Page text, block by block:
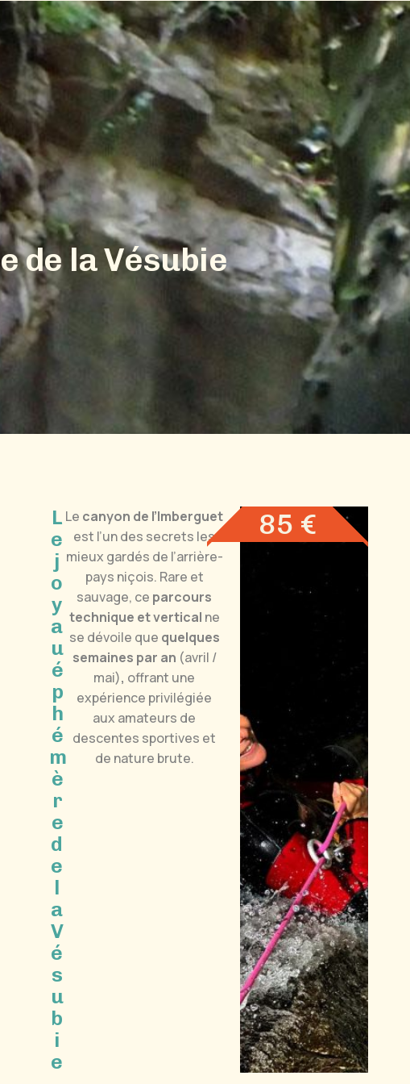
ede laVésubie
L
e
j
o
y
a
u
é
p
h
é
m
è
r
e
d
e
l
a
V
é
s
u
b
i
e
Le canyon de l’Imberguet
est l’un des secrets les
mieux gardés de l’arrière-
pays niçois. Rare et
sauvage, ce parcours
technique et vertical ne
se dévoile que quelques
semaines par an (avril /
mai), offrant une
expérience privilégiée
aux amateurs de
descentes sportives et
de nature brute.
85 €